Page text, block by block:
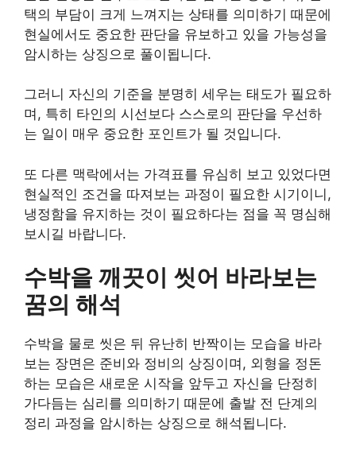
택의 부담이 크게 느껴지는 상태를 의미하기 때문에
현실에서도 중요한 판단을 유보하고 있을 가능성을
암시하는 상징으로 풀이됩니다.
그러니 자신의 기준을 분명히 세우는 태도가 필요하
며, 특히 타인의 시선보다 스스로의 판단을 우선하
는 일이 매우 중요한 포인트가 될 것입니다.
또 다른 맥락에서는 가격표를 유심히 보고 있었다면
현실적인 조건을 따져보는 과정이 필요한 시기이니,
냉정함을 유지하는 것이 필요하다는 점을 꼭 명심해
보시길 바랍니다.
수박을 깨끗이 씻어 바라보는
꿈의 해석
수박을 물로 씻은 뒤 유난히 반짝이는 모습을 바라
보는 장면은 준비와 정비의 상징이며, 외형을 정돈
하는 모습은 새로운 시작을 앞두고 자신을 단정히
가다듬는 심리를 의미하기 때문에 출발 전 단계의
정리 과정을 암시하는 상징으로 해석됩니다.